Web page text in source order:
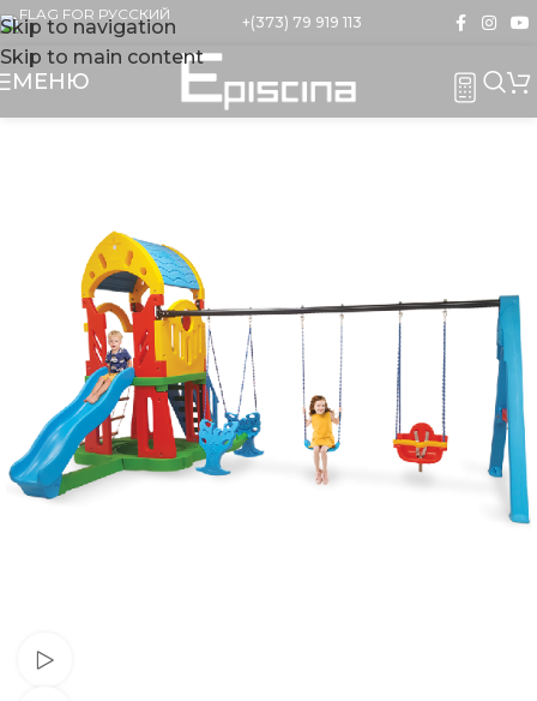
Skip to navigation
Skip to main content
+(373) 79 919 113
МЕНЮ